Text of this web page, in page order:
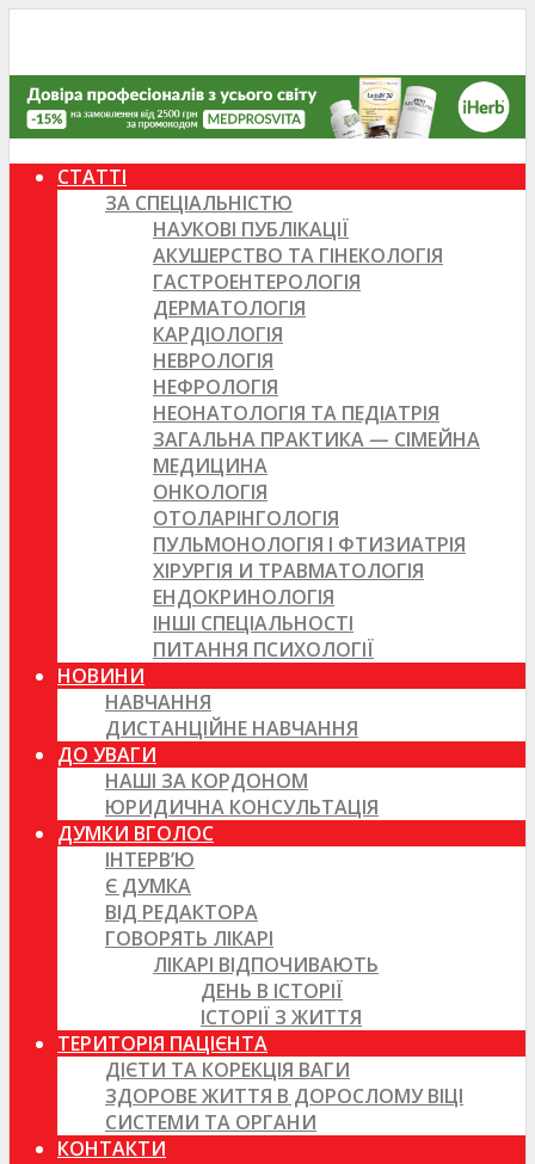
СТАТТІ
ЗА СПЕЦІАЛЬНІСТЮ
НАУКОВІ ПУБЛІКАЦІЇ
АКУШЕРСТВО ТА ГІНЕКОЛОГІЯ
ГАСТРОЕНТЕРОЛОГІЯ
ДЕРМАТОЛОГІЯ
КАРДІОЛОГІЯ
НЕВРОЛОГІЯ
НЕФРОЛОГІЯ
НЕОНАТОЛОГІЯ ТА ПЕДІАТРІЯ
ЗАГАЛЬНА ПРАКТИКА — СІМЕЙНА
МЕДИЦИНА
ОНКОЛОГІЯ
ОТОЛАРІНГОЛОГІЯ
ПУЛЬМОНОЛОГІЯ І ФТИЗИАТРІЯ
ХІРУРГІЯ И ТРАВМАТОЛОГІЯ
ЕНДОКРИНОЛОГІЯ
ІНШІ СПЕЦІАЛЬНОСТІ
ПИТАННЯ ПСИХОЛОГІЇ
НОВИНИ
НАВЧАННЯ
ДИСТАНЦІЙНЕ НАВЧАННЯ
ДО УВАГИ
НАШІ ЗА КОРДОНОМ
ЮРИДИЧНА КОНСУЛЬТАЦІЯ
ДУМКИ ВГОЛОС
ІНТЕРВ’Ю
Є ДУМКА
ВІД РЕДАКТОРА
ГОВОРЯТЬ ЛІКАРІ
ЛІКАРІ ВІДПОЧИВАЮТЬ
ДЕНЬ В ІСТОРІЇ
ІСТОРІЇ З ЖИТТЯ
ТЕРИТОРІЯ ПАЦІЄНТА
ДІЄТИ ТА КОРЕКЦІЯ ВАГИ
ЗДОРОВЕ ЖИТТЯ В ДОРОСЛОМУ ВІЦІ
СИСТЕМИ ТА ОРГАНИ
КОНТАКТИ